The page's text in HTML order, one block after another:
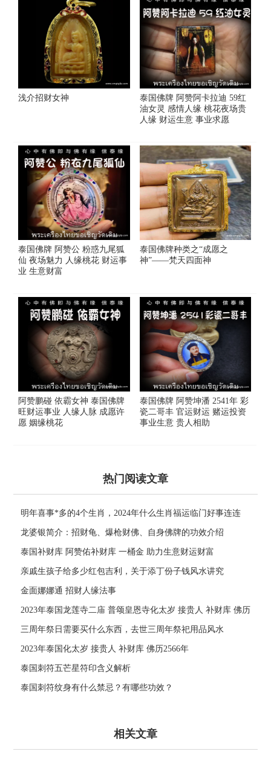
浅介招财女神
泰国佛牌 阿赞阿卡拉迪 59红
油女灵 感情人缘 桃花夜场贵
人缘 财运生意 事业求愿
泰国佛牌 阿赞公 粉惑九尾狐
仙 夜场魅力 人缘桃花 财运事
业 生意财富
泰国佛牌种类之“成愿之
神”——梵天四面神
阿赞鹏碰 依霸女神 泰国佛牌
旺财运事业 人缘人脉 成愿许
愿 姻缘桃花
泰国佛牌 阿赞坤潘 2541年 彩
瓷二哥丰 官运财运 赌运投资
事业生意 贵人相助
热门阅读文章
明年喜事*多的4个生肖，2024年什么生肖福运临门好事连连
龙婆银简介：招财龟、爆枪财佛、自身佛牌的功效介绍
泰国补财库 阿赞佑补财库 一桶金 助力生意财运财富
亲戚生孩子给多少红包吉利，关于添丁份子钱风水讲究
金面娜娜通 招财人缘法事
2023年泰国龙莲寺二庙 普颂皇恩寺化太岁 接贵人 补财库 佛历
2566年
三周年祭日需要买什么东西，去世三周年祭祀用品风水
2023年泰国化太岁 接贵人 补财库 佛历2566年
泰国刺符五芒星符印含义解析
泰国刺符纹身有什么禁忌？有哪些功效？
相关文章